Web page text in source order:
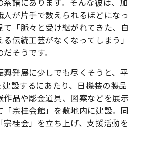
が片手で数えられるほどになっ
「脈々と受け継がれてきた、自
伝統工芸がなくなってしまう」
そうです。
発展に少しでも尽くそうと、平
設するにあたり、日機装の製品
品や彫金道具、図案などを展示
宗桂会館」を敷地内に建設。同
桂会」を立ち上げ、支援活動を